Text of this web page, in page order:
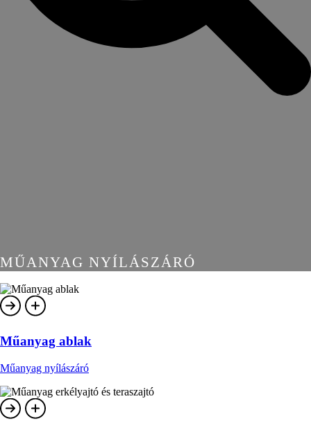
MŰANYAG NYÍLÁSZÁRÓ
Műanyag ablak
Műanyag nyílászáró